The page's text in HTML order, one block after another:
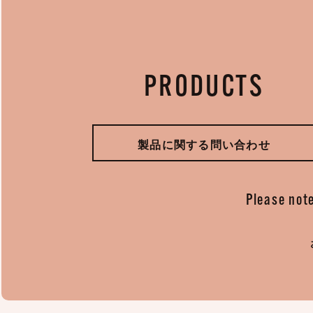
PRODUCTS
製品に関する問い合わせ
Please